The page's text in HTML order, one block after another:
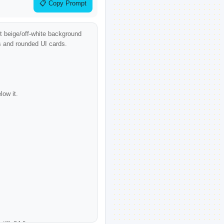
📋 Copy Prompt
beige/off-white background
rounded UI cards.
it.